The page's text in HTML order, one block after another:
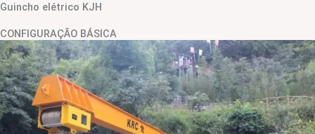
Guincho elétrico KJH
CONFIGURAÇÃO BÁSICA